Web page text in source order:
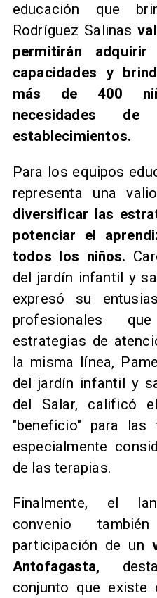
educación que
Rodríguez Salinas
permitirán
capacidades y
más de 400
necesidades
establecimientos.
Para los equipos
representa una
diversificar las
potenciar el
todos los niños.
del jardín infantil y
expresó su
profesionales
estrategias de
la misma línea,
del jardín infantil y
del Salar, calificó
"beneficio" para
especialmente
de las terapias.
Finalmente, el
convenio
participación de un
Antofagasta,
conjunto que existe